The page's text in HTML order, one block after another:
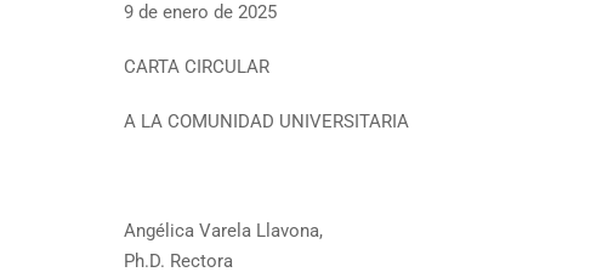
9 de enero de 2025
CARTA CIRCULAR
A LA COMUNIDAD UNIVERSITARIA
Angélica Varela Llavona,
Ph.D. Rectora